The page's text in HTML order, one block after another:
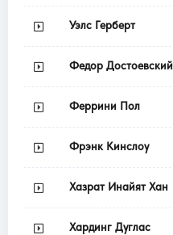
Уэлс Герберт
Федор Достоевский
Феррини Пол
Фрэнк Кинслоу
Хазрат Инайят Хан
Хардинг Дуглас